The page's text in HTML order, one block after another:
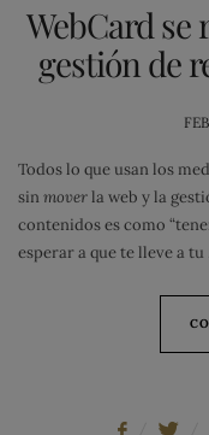
WebCard se
gestión de
Todos lo que usan los
sinmoverla web y la
contenidos es como
esperar a que te lleve a